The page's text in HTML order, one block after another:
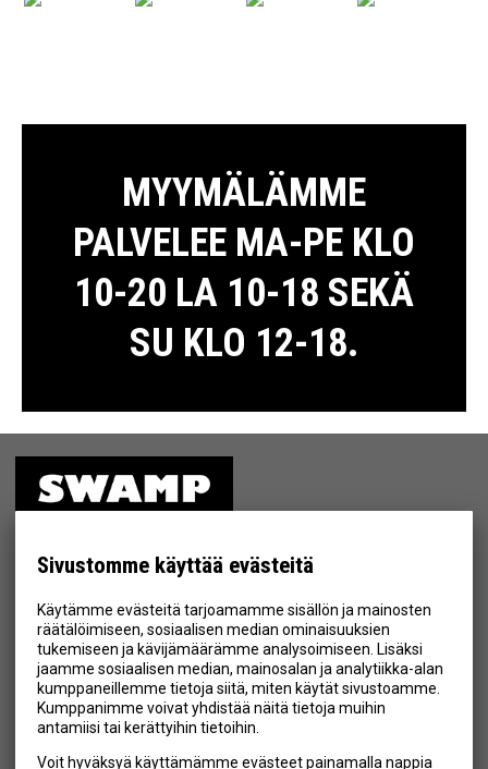
Sivustomme käyttää evästeitä
Käytämme evästeitä tarjoamamme sisällön ja mainosten
räätälöimiseen, sosiaalisen median ominaisuuksien
tukemiseen ja kävijämäärämme analysoimiseen. Lisäksi
jaamme sosiaalisen median, mainosalan ja analytiikka-alan
kumppaneillemme tietoja siitä, miten käytät sivustoamme.
Kumppanimme voivat yhdistää näitä tietoja muihin
antamiisi tai kerättyihin tietoihin.
Voit hyväksyä käyttämämme evästeet painamalla nappia
MYYMÄLÄMME
PALVELEE MA-PE KLO
10-20 LA 10-18 SEKÄ
SU KLO 12-18.
MYYMÄLÄ
YHTEYSTIEDOT
Hyväksyn henkilötietojen tallentamisen (
Tilaa